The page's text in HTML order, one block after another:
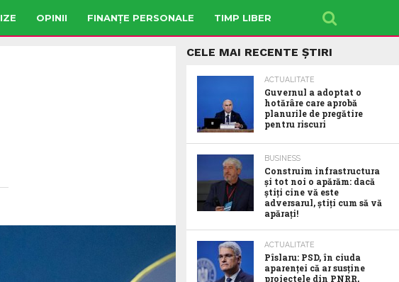
OPINII FINANȚE PERSONALE TIMP LIBER
CELE MAI RECENTE ȘTIRI
ACTUALITATE
Guvernul a adoptat o
hotărâre care aprobă
planurile de pregătire
pentru riscuri
BUSINESS
Construim infrastructura
și tot noi o apărăm: dacă
știți cine vă este
adversarul, știți cum să vă
apărați!
ACTUALITATE
Pîslaru: PSD, în ciuda
aparenței că ar susține
proiectele din PNRR,